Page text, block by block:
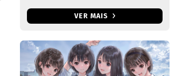
VER MAIS